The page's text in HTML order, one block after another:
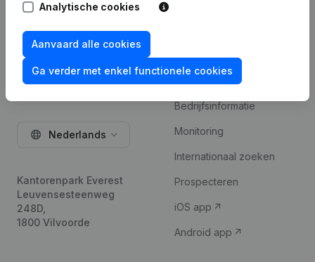
Analytische cookies
Aanvaard alle cookies
Ga verder met enkel functionele cookies
Nederlands
Kantorenpark Everest
Leuvensesteenweg
248D,
1800 Vilvoorde
Bedrijfsinformatie
Monitoring
Internationaal zoeken
Prospecteren
iOS app
Android app